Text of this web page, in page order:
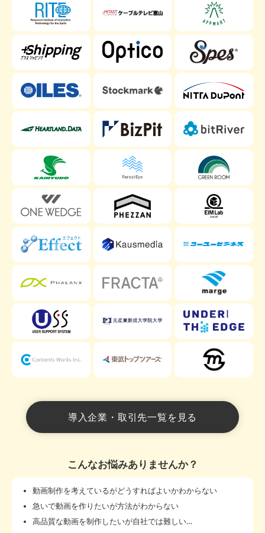
導入企業・取引先一覧を見る
こんなお悩みありませんか？
動画制作を考えているがどうすればよいかわからない
急いで動画を作りたいが方法がわからない
高品質な動画を制作したいが自社では難しい…